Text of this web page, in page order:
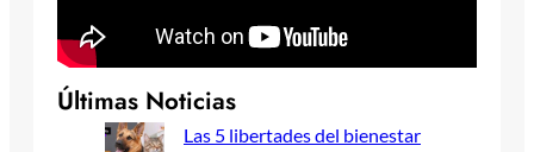
Últimas Noticias
Las 5 libertades del bienestar